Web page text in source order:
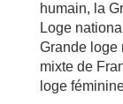
humain, la
Loge
Grande loge
mixte de
loge